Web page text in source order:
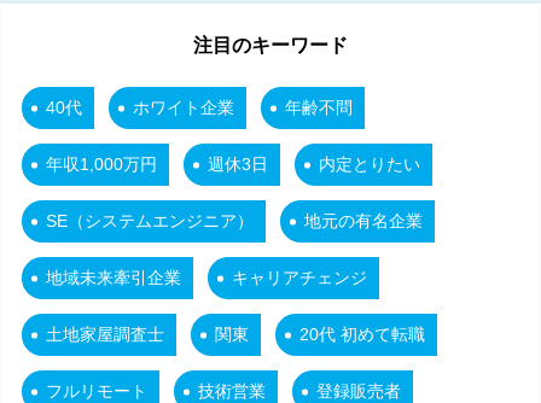
注目のキーワード
40代 ホワイト企業 年齢不問
年収1,000万円 週休3日 内定とりたい
SE（システムエンジニア） 地元の有名企業
地域未来牽引企業 キャリアチェンジ
土地家屋調査士 関東 20代 初めて転職
フルリモート 技術営業 登録販売者